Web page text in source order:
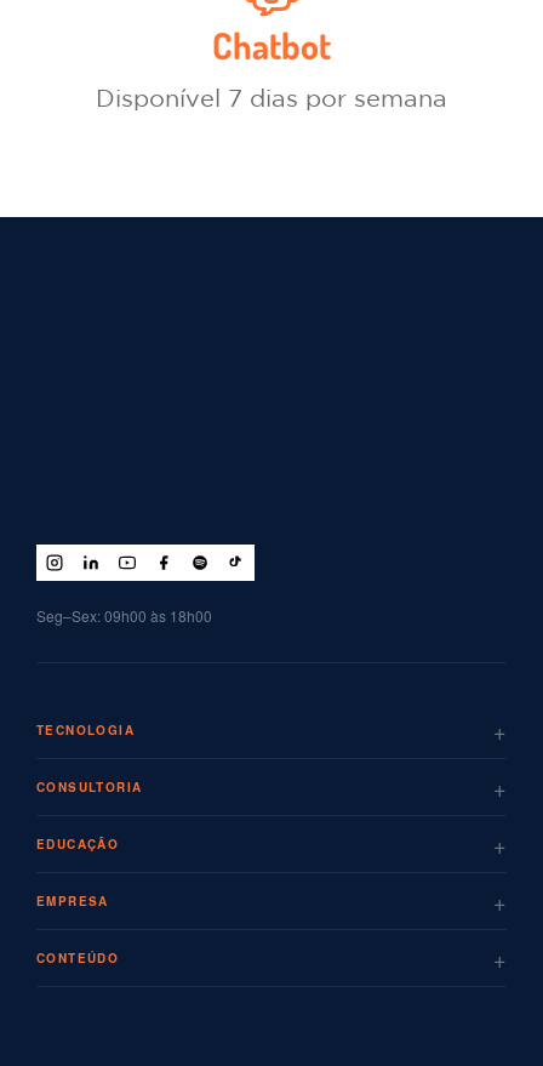
Chatbot
Disponível 7 dias por semana
Seg–Sex: 09h00 às 18h00
TECNOLOGIA +
CONSULTORIA +
EDUCAÇÃO +
EMPRESA +
CONTEÚDO +